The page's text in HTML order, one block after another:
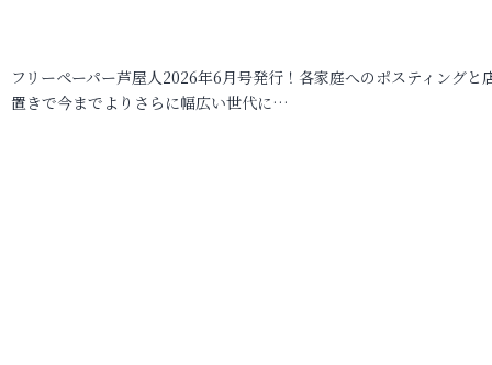
フリーペーパー芦屋人2026年6月号発行！各家庭へのポスティングと
置きで今までよりさらに幅広い世代に…